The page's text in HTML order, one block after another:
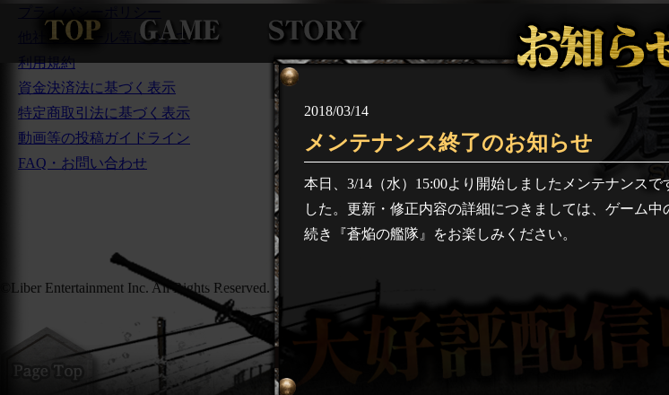
2018/03/14
メンテナンス終了のお知らせ
本日、3/14（水）15:00より開始しましたメンテナンスで
した。更新・修正内容の詳細につきましては、ゲーム
続き『蒼焔の艦隊』をお楽しみください。
他社モジュール等について
利用規約
資金決済法に基づく表示
特定商取引法に基づく表示
動画等の投稿ガイドライン
FAQ・お問い合わせ
©Liber Entertainment Inc. All Rights Reserved.